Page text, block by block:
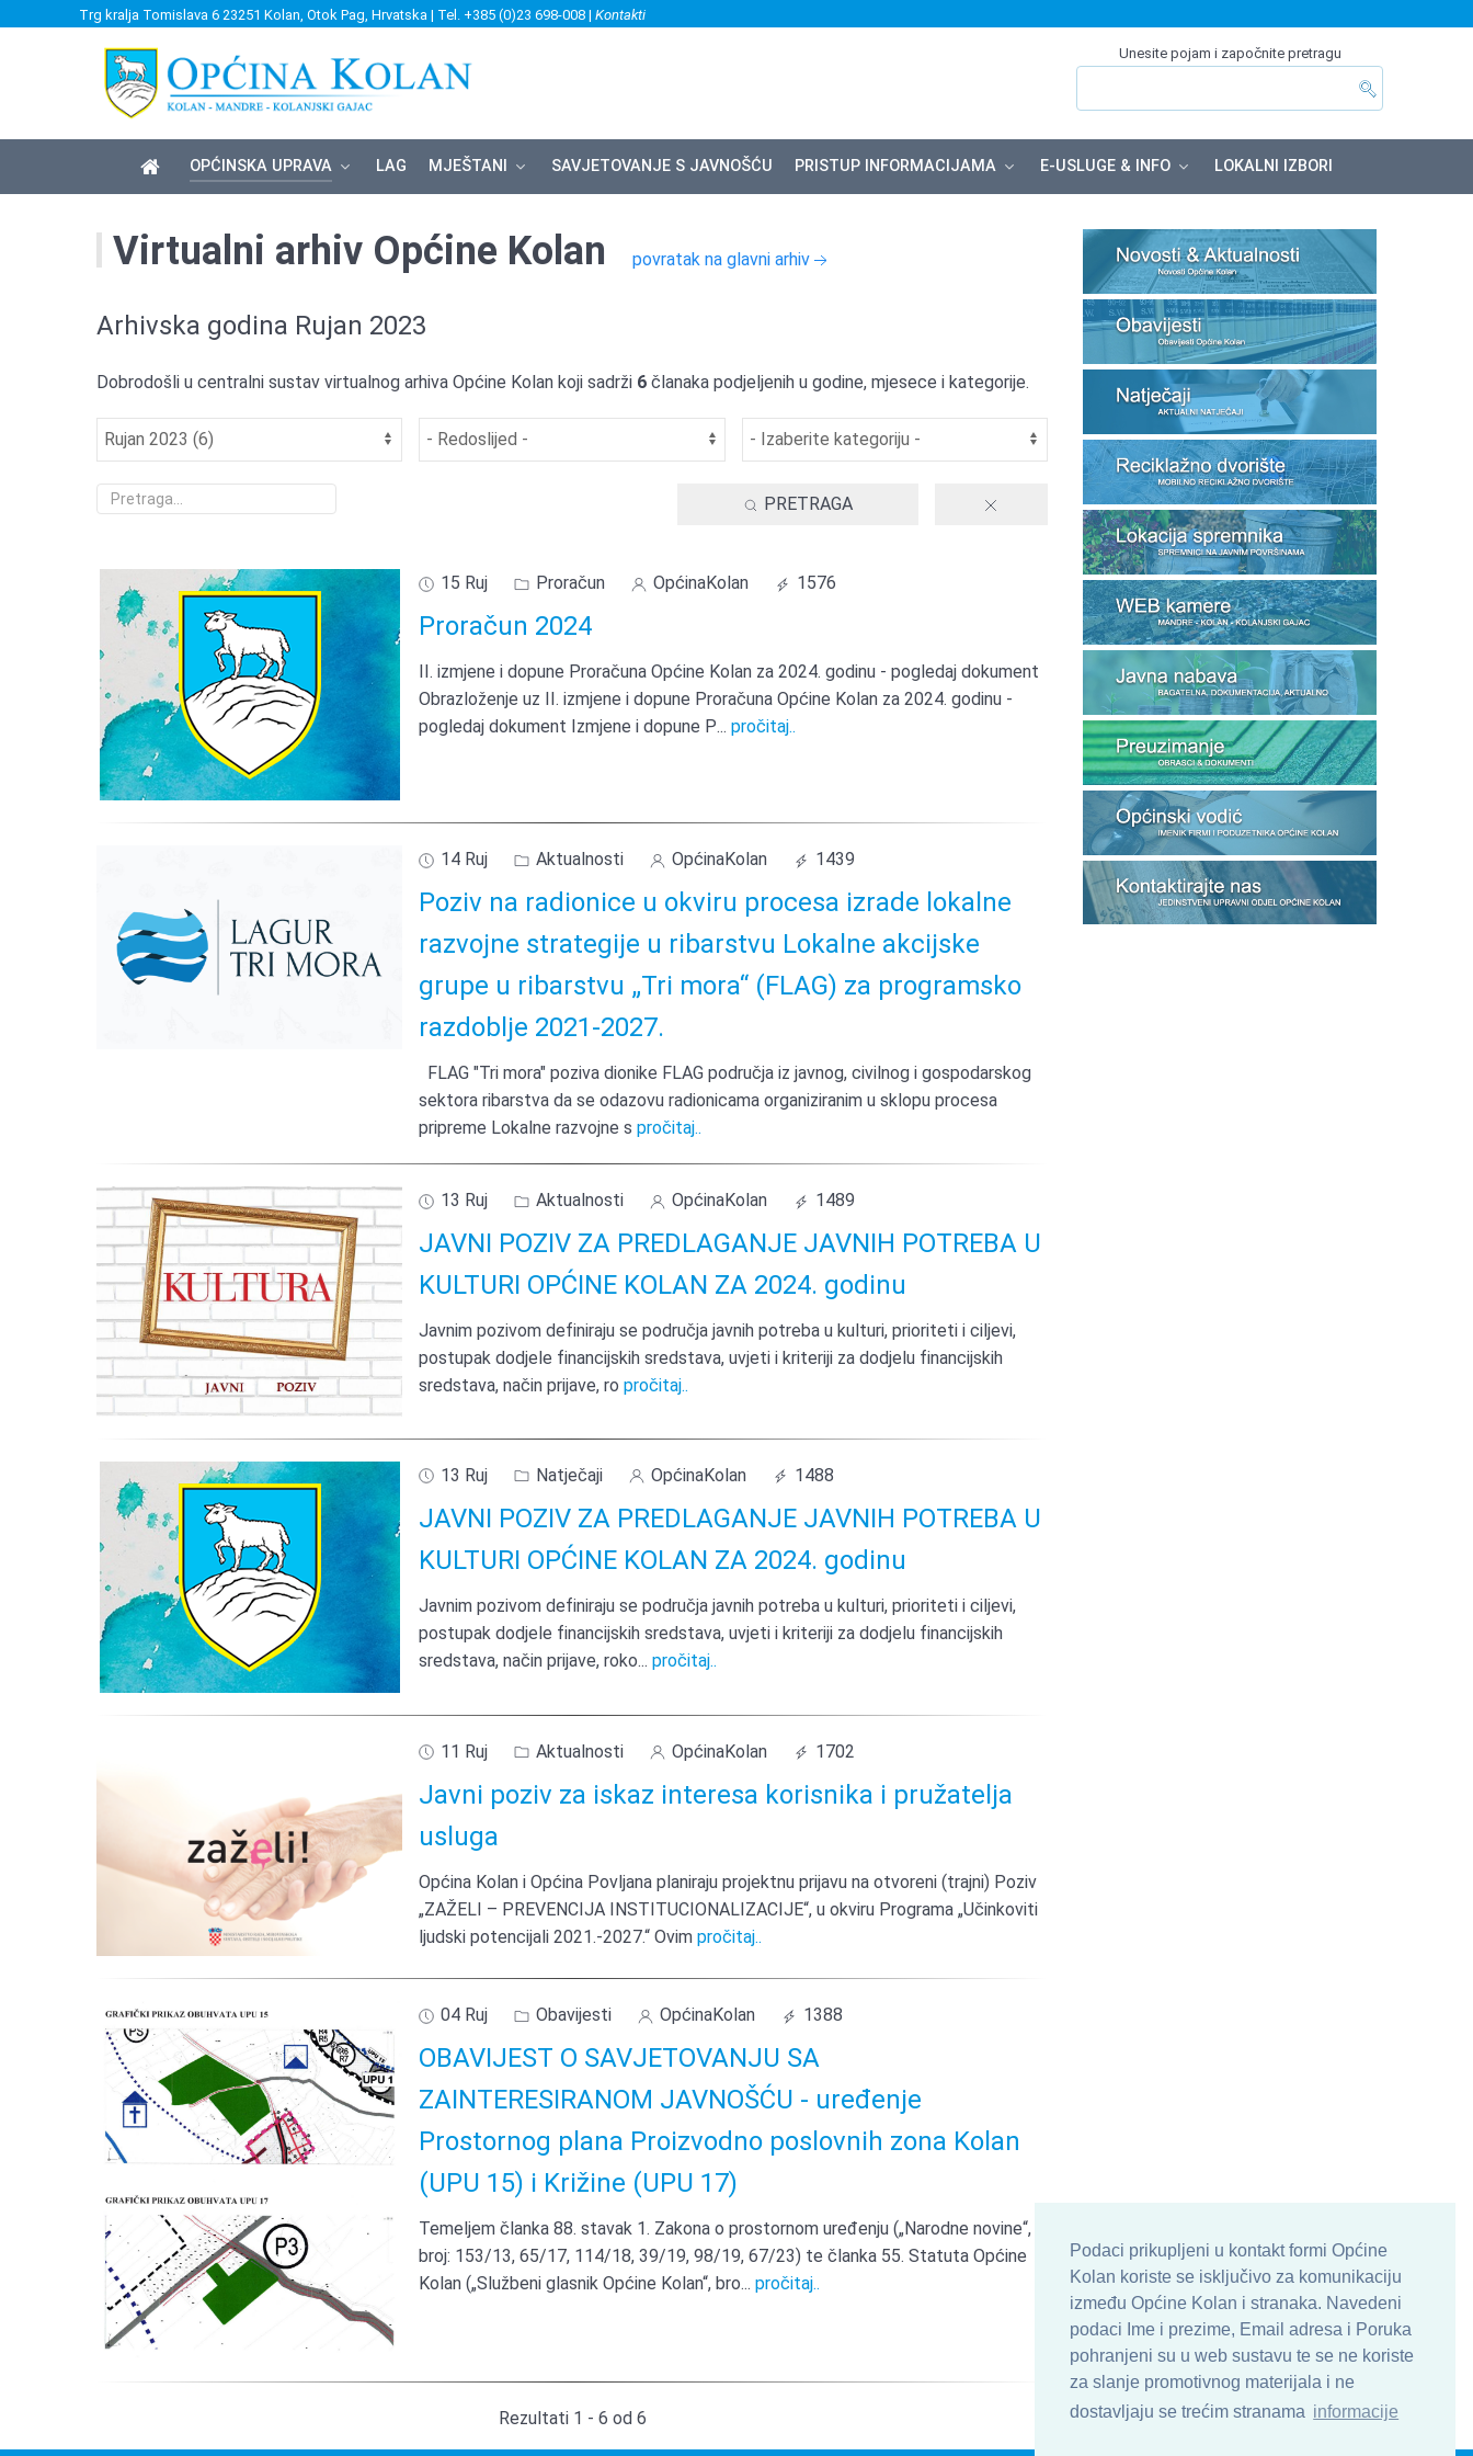
Podaci prikupljeni u kontakt formi Općine
Kolan koriste se isključivo za komunikaciju
između Općine Kolan i stranaka. Navedeni
podaci Ime i prezime, Email adresa i Poruka
pohranjeni su u web sustavu te se ne koriste
za slanje promotivnog materijala i ne
dostavljaju se trećim stranama informacije
Trg kralja Tomislava 6 23251 Kolan, Otok Pag, Hrvatska | Tel. +385 (0)23 698-008 | Kontakti
Unesite pojam i započnite pretragu
OPĆINSKA UPRAVA LAG MJEŠTANI SAVJETOVANJE S JAVNOŠĆU PRISTUP INFORMACIJAMA E-USLUGE & INFO LOKALNI IZBORI
Virtualni arhiv Općine Kolan povratak na glavni arhiv
Arhivska godina Rujan 2023
Dobrodošli u centralni sustav virtualnog arhiva Općine Kolan koji sadrži 6 članaka podjeljenih u godine, mjesece i kategorije.
PRETRAGA
15 Ruj Proračun OpćinaKolan 1576
Proračun 2024
II. izmjene i dopune Proračuna Općine Kolan za 2024. godinu - pogledaj dokument
Obrazloženje uz II. izmjene i dopune Proračuna Općine Kolan za 2024. godinu -
pogledaj dokument Izmjene i dopune P... pročitaj..
14 Ruj Aktualnosti OpćinaKolan 1439
Poziv na radionice u okviru procesa izrade lokalne
razvojne strategije u ribarstvu Lokalne akcijske
grupe u ribarstvu „Tri mora“ (FLAG) za programsko
razdoblje 2021-2027.
FLAG "Tri mora" poziva dionike FLAG područja iz javnog, civilnog i gospodarskog
sektora ribarstva da se odazovu radionicama organiziranim u sklopu procesa
pripreme Lokalne razvojne spročitaj..
13 Ruj Aktualnosti OpćinaKolan 1489
JAVNI POZIV ZA PREDLAGANJE JAVNIH POTREBA U
KULTURI OPĆINE KOLAN ZA 2024. godinu
Javnim pozivom definiraju se područja javnih potreba u kulturi, prioriteti i ciljevi,
postupak dodjele financijskih sredstava, uvjeti i kriteriji za dodjelu financijskih
sredstava, način prijave, ropročitaj..
13 Ruj Natječaji OpćinaKolan 1488
JAVNI POZIV ZA PREDLAGANJE JAVNIH POTREBA U
KULTURI OPĆINE KOLAN ZA 2024. godinu
Javnim pozivom definiraju se područja javnih potreba u kulturi, prioriteti i ciljevi,
postupak dodjele financijskih sredstava, uvjeti i kriteriji za dodjelu financijskih
sredstava, način prijave, roko... pročitaj..
11 Ruj Aktualnosti OpćinaKolan 1702
Javni poziv za iskaz interesa korisnika i pružatelja
usluga
Općina Kolan i Općina Povljana planiraju projektnu prijavu na otvoreni (trajni) Poziv
„ZAŽELI – PREVENCIJA INSTITUCIONALIZACIJE“, u okviru Programa „Učinkoviti
ljudski potencijali 2021.-2027.“ Ovimpročitaj..
04 Ruj Obavijesti OpćinaKolan 1388
OBAVIJEST O SAVJETOVANJU SA
ZAINTERESIRANOM JAVNOŠĆU - uređenje
Prostornog plana Proizvodno poslovnih zona Kolan
(UPU 15) i Križine (UPU 17)
Temeljem članka 88. stavak 1. Zakona o prostornom uređenju („Narodne novine“,
broj: 153/13, 65/17, 114/18, 39/19, 98/19, 67/23) te članka 55. Statuta Općine
Kolan („Službeni glasnik Općine Kolan“, bro... pročitaj..
Rezultati 1 - 6 od 6